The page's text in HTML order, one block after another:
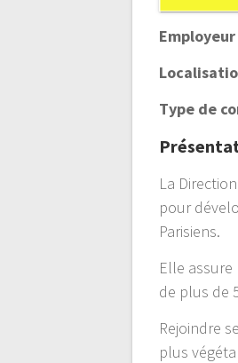
Employeur
Type de
La
pour
Parisiens.
Elle
de plus de
Rejoindre
plus